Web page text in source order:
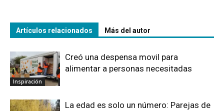
Artículos relacionados Más del autor
Inspiración
Creó una despensa movil para
alimentar a personas necesitadas
La edad es solo un número: Parejas de